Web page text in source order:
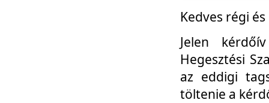
Kedves régi
Jelen
Hegesztési
az eddigi
töltenie a